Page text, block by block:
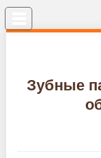
Зубные